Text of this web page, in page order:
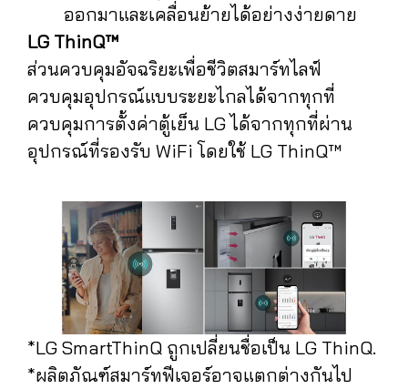
ออกมาและเคลื่อนย้ายได้อย่างง่ายดาย
LG ThinQ™
ส่วนควบคุมอัจฉริยะเพื่อชีวิตสมาร์ทไลฟ์
ควบคุมอุปกรณ์แบบระยะไกลได้จากทุกที่
ควบคุมการตั้งค่าตู้เย็น LG ได้จากทุกที่ผ่าน
อุปกรณ์ที่รองรับ WiFi โดยใช้ LG ThinQ™
*LG SmartThinQ ถูกเปลี่ยนชื่อเป็น LG ThinQ.
*ผลิตภัณฑ์สมาร์ทฟีเจอร์อาจแตกต่างกันไป